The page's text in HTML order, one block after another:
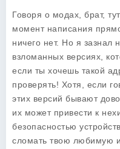
Говоря о модах, брат,
момент написания
ничего нет. Но я зазнал
взломанных версиях,
если ты хочешь такой
проверять! Хотя, если
этих версий бывают
их может привести к
безопасностью
сломать твою любимую